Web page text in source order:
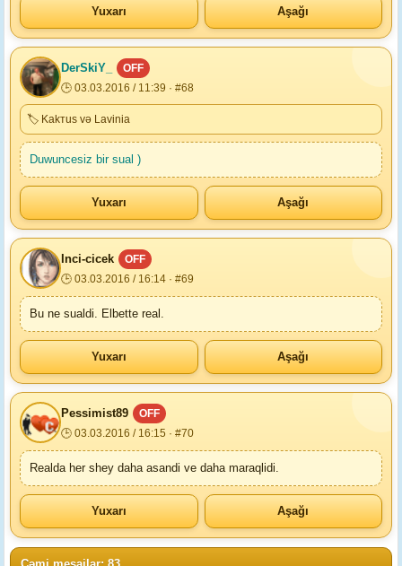
Yuxarı Aşağı
DerSkiY_
OFF
🕒 03.03.2016 / 11:39 · #68
🏷 Kakтus və Lavinia
Duwuncesiz bir sual )
Yuxarı Aşağı
Inci-cicek
OFF
🕒 03.03.2016 / 16:14 · #69
Bu ne sualdi. Elbette real.
Yuxarı Aşağı
Реssimist89
OFF
🕒 03.03.2016 / 16:15 · #70
Realda her shey daha asandi ve daha maraqlidi.
Yuxarı Aşağı